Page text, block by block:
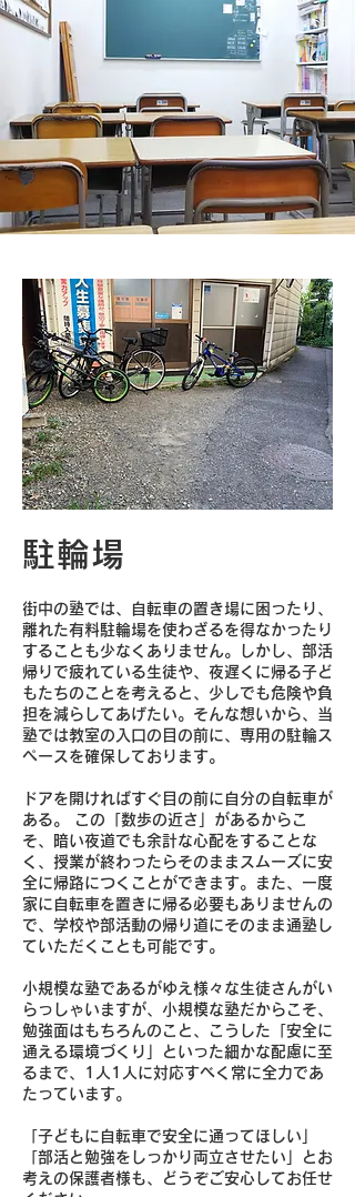
駐輪場
街中の塾では、自転車の置き場に困ったり、
離れた有料駐輪場を使わざるを得なかったり
することも少なくありません。しかし、部活
帰りで疲れている生徒や、夜遅くに帰る子ど
もたちのことを考えると、少しでも危険や負
担を減らしてあげたい。そんな想いから、当
塾では教室の入口の目の前に、専用の駐輪ス
ペースを確保しております。
ドアを開ければすぐ目の前に自分の自転車が
ある。 この「数歩の近さ」があるからこ
そ、暗い夜道でも余計な心配をすることな
く、授業が終わったらそのままスムーズに安
全に帰路につくことができます。また、一度
家に自転車を置きに帰る必要もありませんの
で、学校や部活動の帰り道にそのまま通塾し
ていただくことも可能です。
小規模な塾であるがゆえ様々な生徒さんがい
らっしゃいますが、小規模な塾だからこそ、
勉強面はもちろんのこと、こうした「安全に
通える環境づくり」といった細かな配慮に至
るまで、1人1人に対応すべく常に全力であ
たっています。
「子どもに自転車で安全に通ってほしい」
「部活と勉強をしっかり両立させたい」とお
考えの保護者様も、どうぞご安心してお任せ